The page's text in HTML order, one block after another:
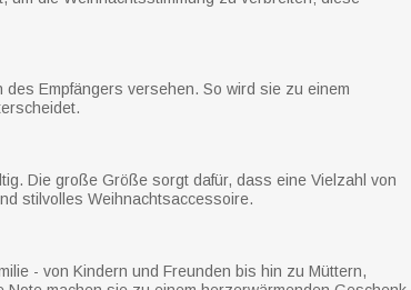
Empfängers versehen. So wird sie zu einem
Die große Größe sorgt dafür, dass eine Vielzahl von
stilvolles Weihnachtsaccessoire.
- von Kindern und Freunden bis hin zu Müttern,